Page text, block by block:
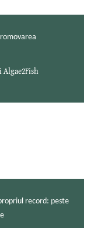
record: peste